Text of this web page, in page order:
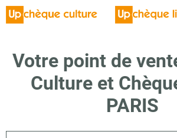
Votre point de
Culture et
PARIS